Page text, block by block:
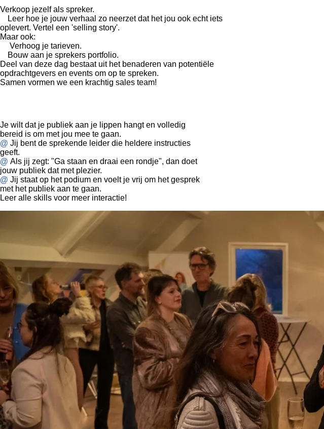
Verkoop jezelf als spreker.
Leer hoe je jouw verhaal zo neerzet dat het jou ook echt iets
oplevert. Vertel een 'selling story'.
Maar ook:
Verhoog je tarieven.
Bouw aan je sprekers portfolio.
Deel van deze dag bestaat uit het benaderen van potentiële
opdrachtgevers en events om op te spreken.
Samen vormen we een krachtig sales team!
Je wilt dat je publiek aan je lippen hangt en volledig
bereid is om met jou mee te gaan.
@ Jij bent de sprekende leider die heldere instructies
geeft.
@ Als jij zegt: "Ga staan en draai een rondje", dan doet
jouw publiek dat met plezier.
@ Jij staat op het podium en voelt je vrij om het gesprek
met het publiek aan te gaan.
Leer alle skills voor meer interactie!